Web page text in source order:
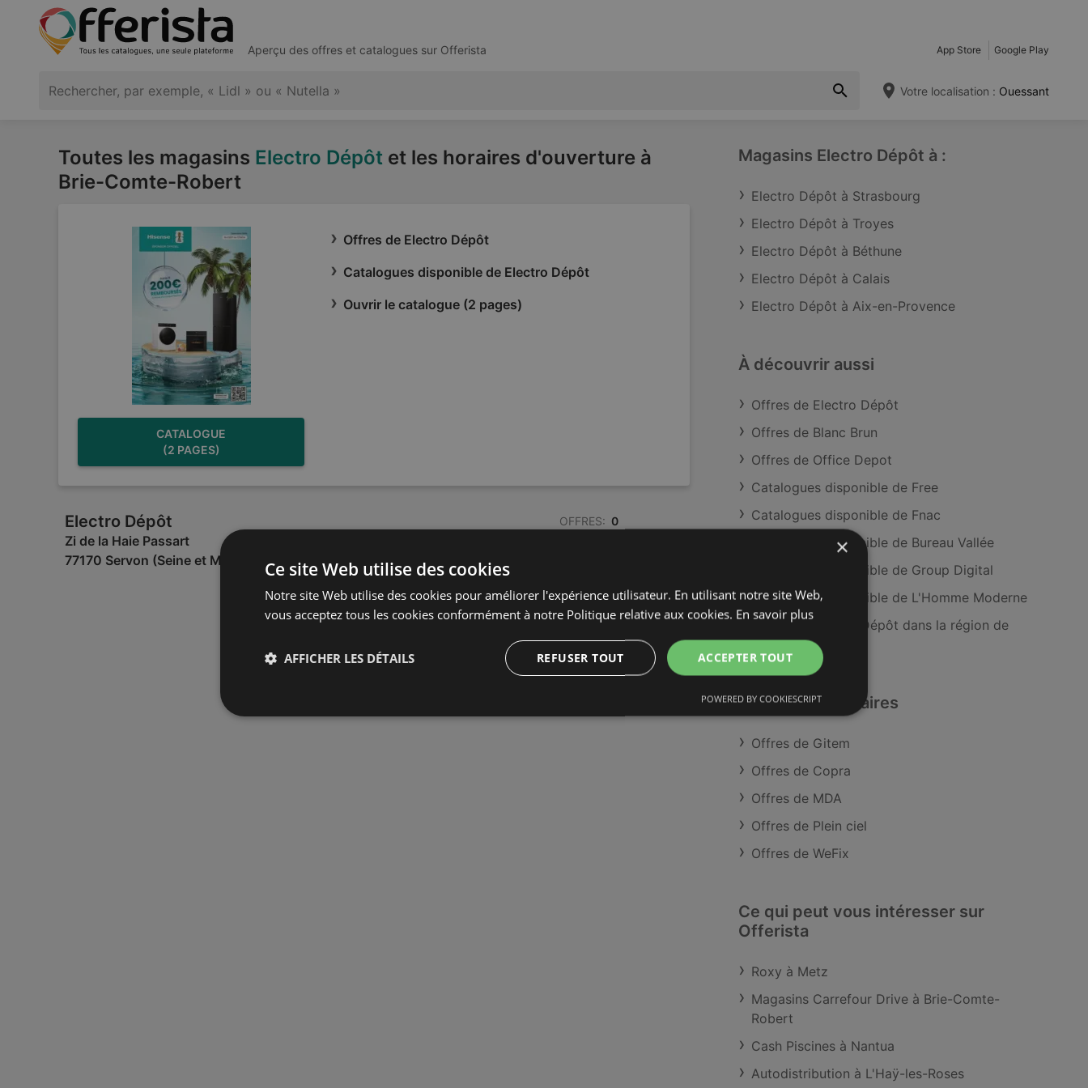
Aperçu des offres et catalogues sur Offerista App Store Google Play
Votre localisation : Ouessant
Toutes les magasins Electro Dépôt et les horaires d'ouverture à
Brie-Comte-Robert
CATALOGUE
(2 PAGES)
Offres de Electro Dépôt
Catalogues disponible de Electro Dépôt
Ouvrir le catalogue (2 pages)
Electro Dépôt
Zi de la Haie Passart
77170 Servon (Seine et Marne)
OFFRES: 0
Magasins Electro Dépôt à :
Electro Dépôt à Strasbourg
Electro Dépôt à Troyes
Electro Dépôt à Béthune
Electro Dépôt à Calais
Electro Dépôt à Aix-en-Provence
À découvrir aussi
Offres de Electro Dépôt
Offres de Blanc Brun
Offres de Office Depot
Catalogues disponible de Free
Catalogues disponible de Fnac
Catalogues disponible de Bureau Vallée
Catalogues disponible de Group Digital
Catalogues disponible de L'Homme Moderne
Magasins Electro Dépôt dans la région de
Brest
Détaillants similaires
Offres de Gitem
Offres de Copra
Offres de MDA
Offres de Plein ciel
Offres de WeFix
Ce qui peut vous intéresser sur
Offerista
Roxy à Metz
Magasins Carrefour Drive à Brie-Comte-
Robert
Cash Piscines à Nantua
Autodistribution à L'Haÿ-les-Roses
×
Ce site Web utilise des cookies
Notre site Web utilise des cookies pour améliorer l'expérience utilisateur. En utilisant notre site Web,
vous acceptez tous les cookies conformément à notre Politique relative aux cookies. En savoir plus
ACCEPTER TOUT
REFUSER TOUT
AFFICHER LES DÉTAILS
POWERED BY COOKIESCRIPT